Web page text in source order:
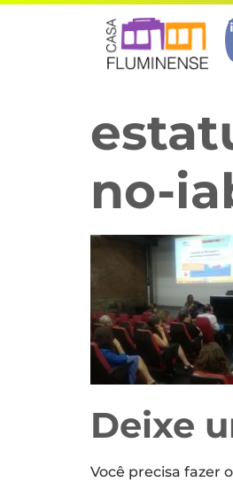
no-
Deixe
Você precisa fazer o